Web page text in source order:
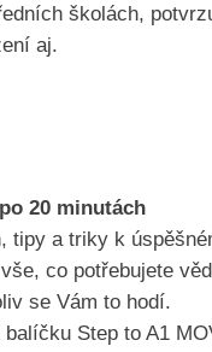
školách,
aj.
20 minutách
tipy a triky k
co potřebujete
se Vám to hodí.
Step to A1